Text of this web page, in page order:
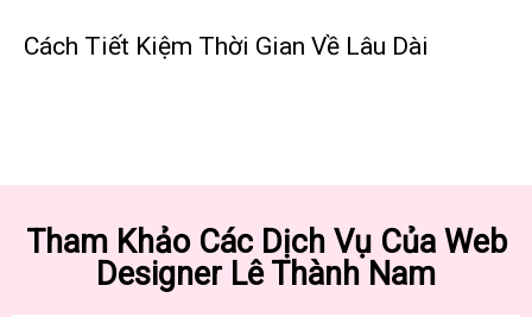
Cách Tiết Kiệm Thời Gian Về Lâu Dài
Tham Khảo Các Dịch Vụ Của Web
Designer Lê Thành Nam